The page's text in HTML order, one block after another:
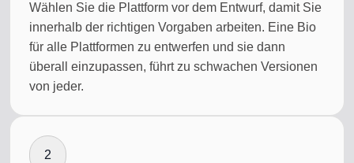
Wählen Sie die Plattform vor dem Entwurf, damit Sie
innerhalb der richtigen Vorgaben arbeiten. Eine Bio
für alle Plattformen zu entwerfen und sie dann
überall einzupassen, führt zu schwachen Versionen
von jeder.
2